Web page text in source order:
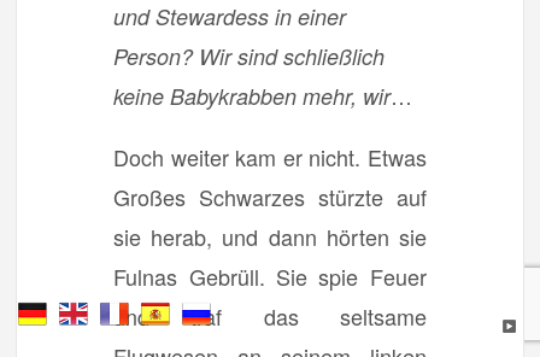
und Stewardess in einer
Person? Wir sind schließlich
keine Babykrabben mehr, wir…
Doch weiter kam er nicht. Etwas
Großes Schwarzes stürzte auf
sie herab, und dann hörten sie
Fulnas Gebrüll. Sie spie Feuer
und traf das seltsame